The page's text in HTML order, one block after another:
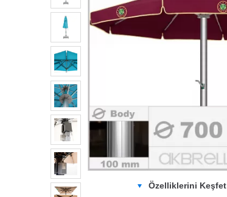
Özelliklerini Keşfet